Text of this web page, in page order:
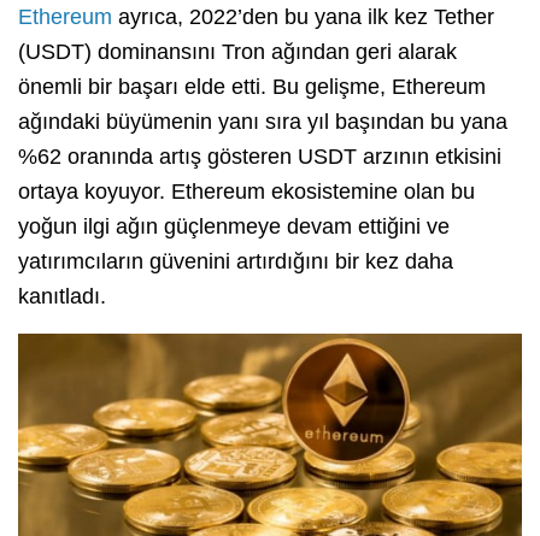
Ethereum ayrıca, 2022’den bu yana ilk kez Tether
(USDT) dominansını Tron ağından geri alarak
önemli bir başarı elde etti. Bu gelişme, Ethereum
ağındaki büyümenin yanı sıra yıl başından bu yana
%62 oranında artış gösteren USDT arzının etkisini
ortaya koyuyor. Ethereum ekosistemine olan bu
yoğun ilgi ağın güçlenmeye devam ettiğini ve
yatırımcıların güvenini artırdığını bir kez daha
kanıtladı.